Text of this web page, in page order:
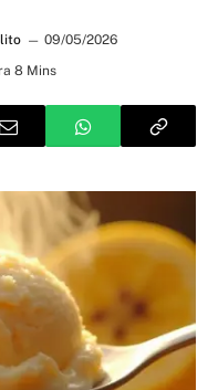
09/05/2026
8 Mins